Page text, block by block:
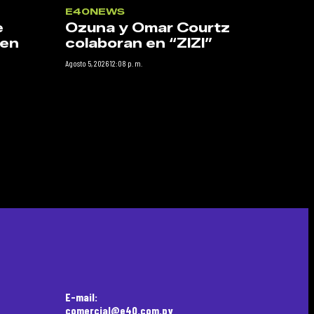
E40NEWS
Ozuna y Omar Courtz
colaboran en “ZIZI”
Agosto 5, 2026 12:08 p. m.
E-mail:
comercial@e40.com.py